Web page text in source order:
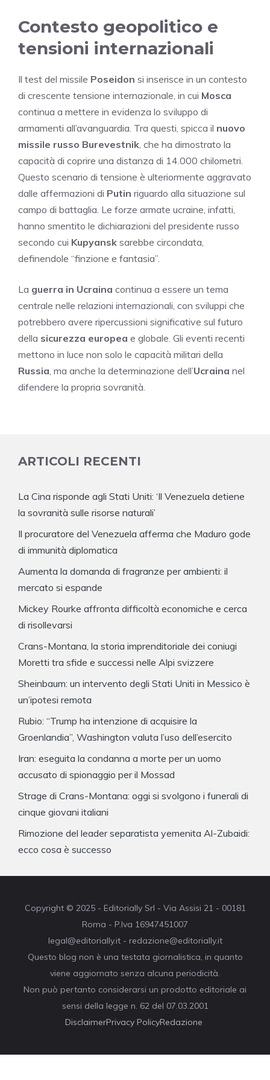
Contesto geopolitico e
tensioni internazionali
Il test del missile Poseidon si inserisce in un contesto
di crescente tensione internazionale, in cui Mosca
continua a mettere in evidenza lo sviluppo di
armamenti all’avanguardia. Tra questi, spicca il nuovo
missile russo Burevestnik, che ha dimostrato la
capacità di coprire una distanza di 14.000 chilometri.
Questo scenario di tensione è ulteriormente aggravato
dalle affermazioni di Putin riguardo alla situazione sul
campo di battaglia. Le forze armate ucraine, infatti,
hanno smentito le dichiarazioni del presidente russo
secondo cui Kupyansk sarebbe circondata,
definendole “finzione e fantasia”.
La guerra in Ucraina continua a essere un tema
centrale nelle relazioni internazionali, con sviluppi che
potrebbero avere ripercussioni significative sul futuro
della sicurezza europea e globale. Gli eventi recenti
mettono in luce non solo le capacità militari della
Russia, ma anche la determinazione dell’Ucraina nel
difendere la propria sovranità.
ARTICOLI RECENTI
La Cina risponde agli Stati Uniti: ‘Il Venezuela detiene
la sovranità sulle risorse naturali’
Il procuratore del Venezuela afferma che Maduro gode
di immunità diplomatica
Aumenta la domanda di fragranze per ambienti: il
mercato si espande
Mickey Rourke affronta difficoltà economiche e cerca
di risollevarsi
Crans-Montana, la storia imprenditoriale dei coniugi
Moretti tra sfide e successi nelle Alpi svizzere
Sheinbaum: un intervento degli Stati Uniti in Messico è
un’ipotesi remota
Rubio: “Trump ha intenzione di acquisire la
Groenlandia”, Washington valuta l’uso dell’esercito
Iran: eseguita la condanna a morte per un uomo
accusato di spionaggio per il Mossad
Strage di Crans-Montana: oggi si svolgono i funerali di
cinque giovani italiani
Rimozione del leader separatista yemenita Al-Zubaidi:
ecco cosa è successo
Copyright © 2025 - Editorially Srl - Via Assisi 21 - 00181
Roma - P.Iva 16947451007
legal@editorially.it - redazione@editorially.it
Questo blog non è una testata giornalistica, in quanto
viene aggiornato senza alcuna periodicità.
Non può pertanto considerarsi un prodotto editoriale ai
sensi della legge n. 62 del 07.03.2001
DisclaimerPrivacy PolicyRedazione